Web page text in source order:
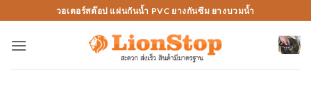
to
content
วอเตอร์สต๊อป แผ่นกันน้ำ PVC ยางกันซึม ยางบวมน้ำ